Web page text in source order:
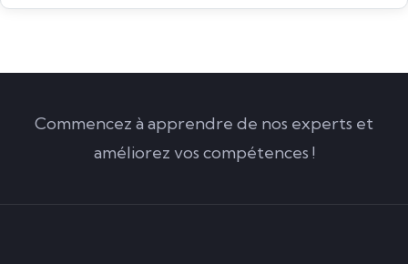
Commencez à apprendre de nos experts et
améliorez vos compétences !